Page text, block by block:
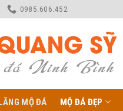
0985.606.452
MỘ ĐÁ MỘ ĐÁ ĐẸP